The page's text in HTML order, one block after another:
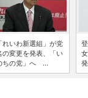
「れいわ新選組」が党
の変更を発表、「い
ちの党」へ ...